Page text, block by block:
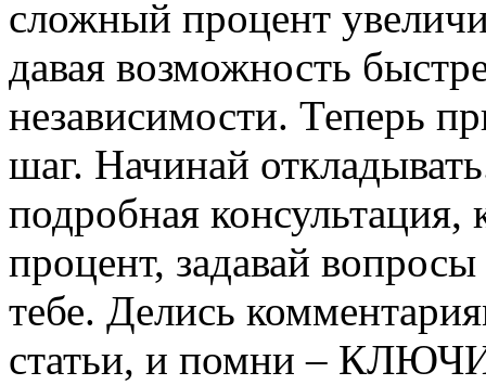
сложный процент
давая возможность
независимости. Теперь
шаг. Начинай
подробная консультация,
процент, задавай
тебе. Делись
статьи, и помни –